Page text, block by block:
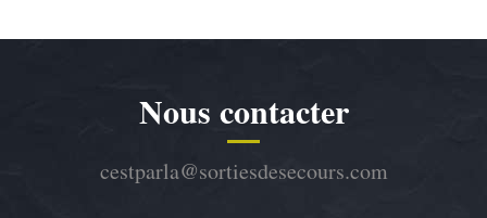
Nous contacter
cestparla@sortiesdesecours.com